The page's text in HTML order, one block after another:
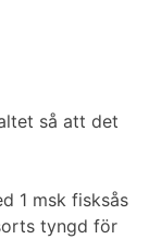
så att det
1 msk fisksås
tyngd för